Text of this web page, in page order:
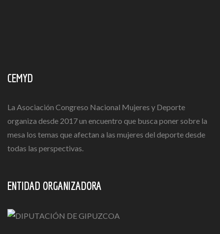
CEMYD
La Asociación Congreso Nacional Mujeres y Deporte
organiza desde 2017 un encuentro que busca poner sobre la
mesa los temas que afectan a las mujeres del deporte desde
todas las perspectivas.
ENTIDAD ORGANIZADORA